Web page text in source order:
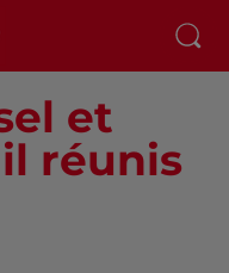
et
réunis